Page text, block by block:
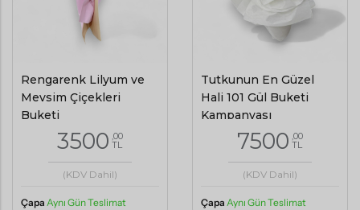
Rengarenk Lilyum ve
Mevsim Çiçekleri
Buketi
3500 ,00
TL
(KDV Dahil)
Çapa Aynı Gün Teslimat
Tutkunun En Güzel
Hali 101 Gül Buketi
Kampanyası
7500 ,00
TL
(KDV Dahil)
Çapa Aynı Gün Teslimat